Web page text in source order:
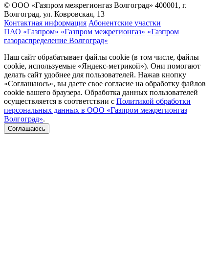
© ООО «Газпром межрегионгаз Волгоград» 400001, г.
Волгоград, ул. Ковровская, 13
Контактная информация Абонентские участки
ПАО «Газпром» «Газпром межрегионгаз» «Газпром
газораспределение Волгоград»
Наш сайт обрабатывает файлы cookie (в том числе, файлы
cookie, используемые «Яндекс-метрикой»). Они помогают
делать сайт удобнее для пользователей. Нажав кнопку
«Соглашаюсь», вы даете свое согласие на обработку файлов
cookie вашего браузера. Обработка данных пользователей
осуществляется в соответствии с Политикой обработки
персональных данных в ООО «Газпром межрегионгаз
Волгоград».
Соглашаюсь